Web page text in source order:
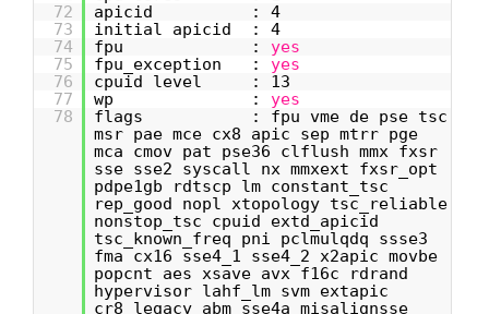
72
apicid : 4
73
initial apicid : 4
74
fpu : yes
75
fpu_exception : yes
76
cpuid level : 13
77
wp : yes
78
flags : fpu vme de pse tsc
msr pae mce cx8 apic sep mtrr pge
mca cmov pat pse36 clflush mmx fxsr
sse sse2 syscall nx mmxext fxsr_opt
pdpe1gb rdtscp lm constant_tsc
rep_good nopl xtopology tsc_reliable
nonstop_tsc cpuid extd_apicid
tsc_known_freq pni pclmulqdq ssse3
fma cx16 sse4_1 sse4_2 x2apic movbe
popcnt aes xsave avx f16c rdrand
hypervisor lahf_lm svm extapic
cr8_legacy abm sse4a misalignsse